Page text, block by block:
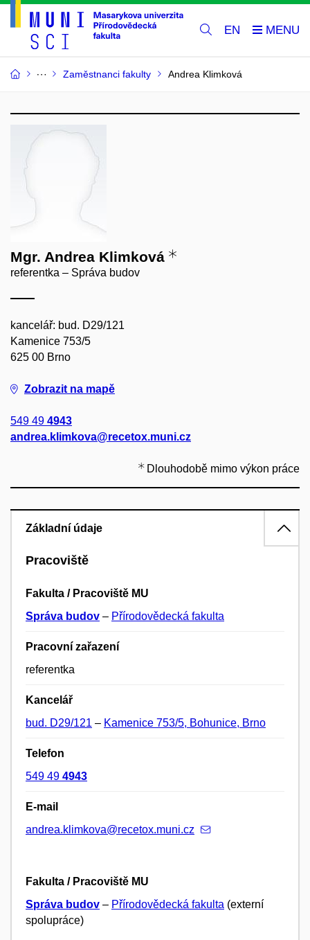
EN
Zaměstnanci fakulty Andrea Klimková
Mgr. Andrea Klimková
referentka – Správa budov
kancelář: bud. D29/121
Kamenice 753/5
625 00 Brno
Zobrazit na mapě
549 49 4943
andrea.klimkova@recetox.muni.cz
Dlouhodobě mimo výkon práce
Základní údaje
Pracoviště
Fakulta / Pracoviště MU
Správa budov – Přírodovědecká fakulta
Pracovní zařazení
referentka
Kancelář
bud. D29/121 – Kamenice 753/5, Bohunice, Brno
Telefon
549 49 4943
E-mail
andrea.klimkova@recetox.muni.cz
Fakulta / Pracoviště MU
Správa budov – Přírodovědecká fakulta (externí
spolupráce)